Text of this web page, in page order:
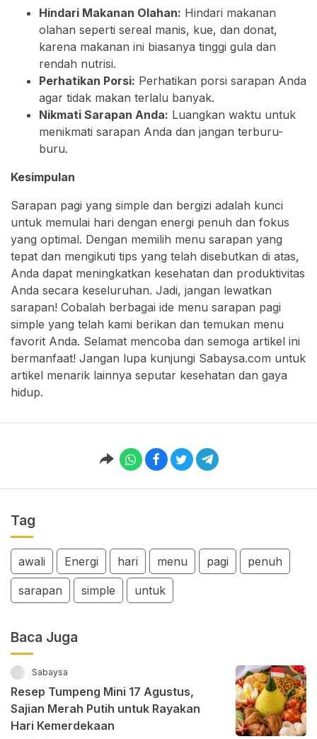
Hindari Makanan Olahan: Hindari makanan
olahan seperti sereal manis, kue, dan donat,
karena makanan ini biasanya tinggi gula dan
rendah nutrisi.
Perhatikan Porsi: Perhatikan porsi sarapan Anda
agar tidak makan terlalu banyak.
Nikmati Sarapan Anda: Luangkan waktu untuk
menikmati sarapan Anda dan jangan terburu-
buru.
Kesimpulan
Sarapan pagi yang simple dan bergizi adalah kunci
untuk memulai hari dengan energi penuh dan fokus
yang optimal. Dengan memilih menu sarapan yang
tepat dan mengikuti tips yang telah disebutkan di atas,
Anda dapat meningkatkan kesehatan dan produktivitas
Anda secara keseluruhan. Jadi, jangan lewatkan
sarapan! Cobalah berbagai ide menu sarapan pagi
simple yang telah kami berikan dan temukan menu
favorit Anda. Selamat mencoba dan semoga artikel ini
bermanfaat! Jangan lupa kunjungi Sabaysa.com untuk
artikel menarik lainnya seputar kesehatan dan gaya
hidup.
Tag
awali Energi hari menu pagi penuh
sarapan simple untuk
Baca Juga
Sabaysa
Resep Tumpeng Mini 17 Agustus,
Sajian Merah Putih untuk Rayakan
Hari Kemerdekaan